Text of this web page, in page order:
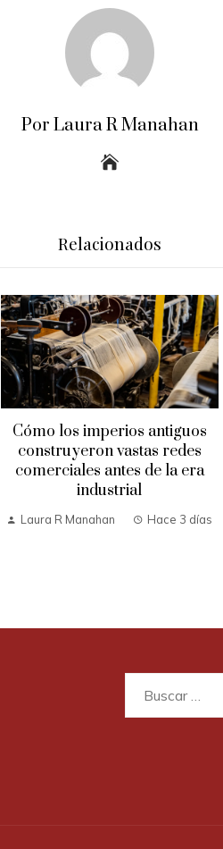
Por Laura R Manahan
Relacionados
Cómo los imperios antiguos
construyeron vastas redes
comerciales antes de la era
industrial
Laura R Manahan Hace 3 días